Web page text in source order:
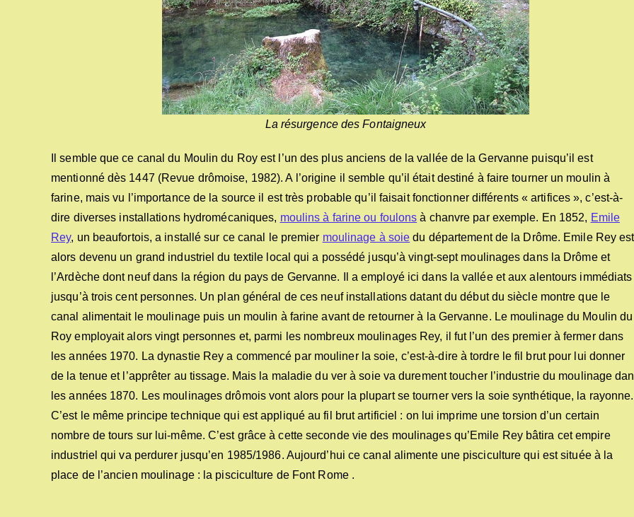
La résurgence des Fontaigneux
Il semble que ce canal du Moulin du Roy est l’un des plus anciens de la vallée de la Gervanne puisqu’il est
mentionné dès 1447 (Revue drômoise, 1982). A l’origine il semble qu’il était destiné à faire tourner un moulin à
farine, mais vu l’importance de la source il est très probable qu’il faisait fonctionner différents « artifices », c’est-à-
dire diverses installations hydromécaniques, moulins à farine ou foulons à chanvre par exemple. En 1852, Emile
Rey, un beaufortois, a installé sur ce canal le premier moulinage à soie du département de la Drôme. Emile Rey est
alors devenu un grand industriel du textile local qui a possédé jusqu’à vingt-sept moulinages dans la Drôme et
l’Ardèche dont neuf dans la région du pays de Gervanne. Il a employé ici dans la vallée et aux alentours immédiats
jusqu’à trois cent personnes. Un plan général de ces neuf installations datant du début du siècle montre que le
canal alimentait le moulinage puis un moulin à farine avant de retourner à la Gervanne. Le moulinage du Moulin du
Roy employait alors vingt personnes et, parmi les nombreux moulinages Rey, il fut l’un des premier à fermer dans
les années 1970. La dynastie Rey a commencé par mouliner la soie, c’est-à-dire à tordre le fil brut pour lui donner
de la tenue et l’apprêter au tissage. Mais la maladie du ver à soie va durement toucher l’industrie du moulinage
les années 1870. Les moulinages drômois vont alors pour la plupart se tourner vers la soie synthétique, la rayonne.
C’est le même principe technique qui est appliqué au fil brut artificiel : on lui imprime une torsion d’un certain
nombre de tours sur lui-même. C’est grâce à cette seconde vie des moulinages qu’Emile Rey bâtira cet empire
industriel qui va perdurer jusqu’en 1985/1986. Aujourd’hui ce canal alimente une pisciculture qui est située à la
place de l’ancien moulinage : la pisciculture de Font Rome .